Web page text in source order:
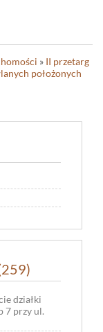
» II przetarg
położonych
działki
7 przy ul.